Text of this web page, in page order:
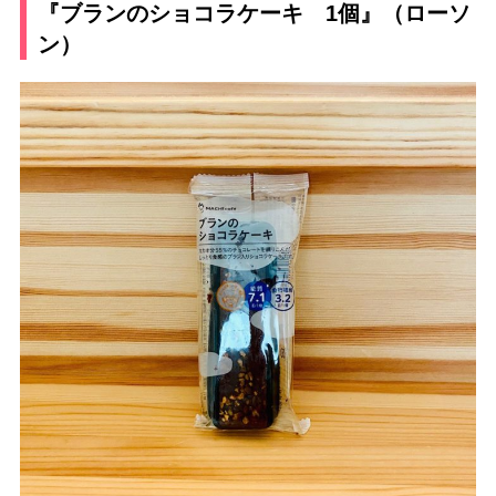
『ブランのショコラケーキ 1個』（ローソ
ン）